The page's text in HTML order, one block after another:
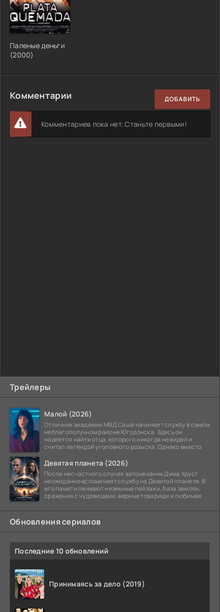
Трейлеры
Малой (2026)
Отличник академии МВД Саша начинает службу в самом
неблагополучном районе Югодонска. Здесь он
надеется найти отца, которого никогда не видел и
считал легендой уголовного розыска. Однако вместо
Девятая планета (2026)
После несчастного случая автомеханик Дима Хруст
неожиданно вспоминает службу на Девятой планете. В
его памяти оживают неземные пейзажи, база землян,
сражения с чудовищами, верные товарищи и любимая
Обновления сериалов
Последние 10 обновлений
Принимаясь за дело (2019)
Паленые деньги
(2000)
Комментарии ДОБАВИТЬ
Комментариев пока нет. Станьте первыми!